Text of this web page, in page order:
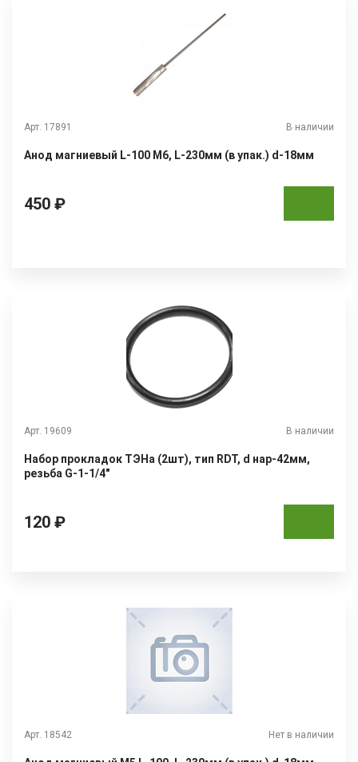
Арт. 17891 В наличии
Анод магниевый L-100 М6, L-230мм (в упак.) d-18мм
450 ₽
Арт. 19609 В наличии
Набор прокладок ТЭНа (2шт), тип RDT, d нар-42мм,
резьба G-1-1/4"
120 ₽
Арт. 18542 Нет в наличии